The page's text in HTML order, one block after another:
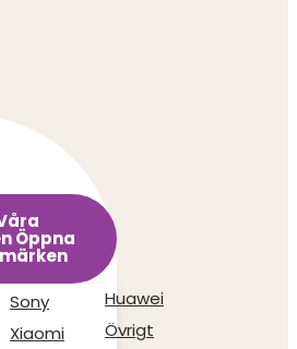
Öppna
Sony
Xiaomi
Huawei
Övrigt